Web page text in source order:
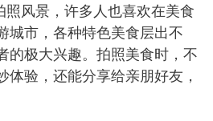
照风景，许多人也喜欢在美食
城市，各种特色美食层出不
的极大兴趣。拍照美食时，不
体验，还能分享给亲朋好友，